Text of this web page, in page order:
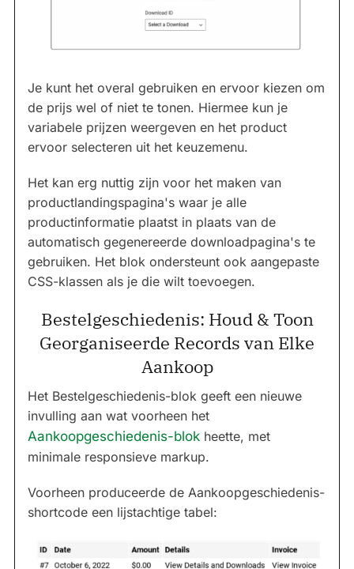
Je kunt het overal gebruiken en ervoor kiezen om
de prijs wel of niet te tonen. Hiermee kun je
variabele prijzen weergeven en het product
ervoor selecteren uit het keuzemenu.
Het kan erg nuttig zijn voor het maken van
productlandingspagina's waar je alle
productinformatie plaatst in plaats van de
automatisch gegenereerde downloadpagina's te
gebruiken. Het blok ondersteunt ook aangepaste
CSS-klassen als je die wilt toevoegen.
Bestelgeschiedenis: Houd & Toon
Georganiseerde Records van Elke
Aankoop
Het Bestelgeschiedenis-blok geeft een nieuwe
invulling aan wat voorheen het
Aankoopgeschiedenis-blok heette, met
minimale responsieve markup.
Voorheen produceerde de Aankoopgeschiedenis-
shortcode een lijstachtige tabel: